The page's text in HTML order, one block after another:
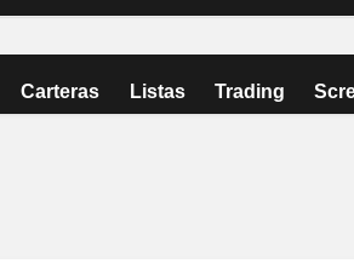
Carteras Listas Trading